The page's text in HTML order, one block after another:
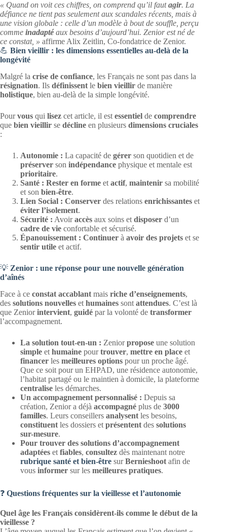
« Quand on voit ces chiffres, on comprend qu’il fautagir. La
défiance ne tient pas seulement aux scandales récents, mais à
une vision globale : celle d’un modèle à bout de souffle, perçu
comme inadaptéaux besoins d’aujourd’hui. Zenior est né de
ce constat, » affirme Alix Zeitlin, Co-fondatrice de Zenior.
💪 Bien vieillir : les dimensions essentielles au-delà de la
longévité
Malgré la crise de confiance, les Français ne sont pas dans la
résignation. Ils définissent le bien vieillir de manière
holistique, bien au-delà de la simple longévité.
Pourvous qui lisez cet article, il est essentiel de comprendre
que bien vieillir se décline en plusieurs dimensions cruciales
:
Autonomie : La capacité de gérer son quotidien et de
préserver son indépendance physique et mentale est
prioritaire.
Santé : Rester en forme et actif, maintenir sa mobilité
et son bien-être.
Lien Social : Conserver des relations enrichissantes et
éviter l’isolement.
Sécurité : Avoiraccès aux soins et disposer d’un
cadre de vie confortable et sécurisé.
Épanouissement : Continuer à avoir des projets et se
sentir utile et actif.
💡 Zenior : une réponse pour une nouvelle génération
d’aînés
Face à ce constat accablant mais riche d’enseignements,
des solutions nouvelles et humaines sont attendues. C’est là
que Zeniorintervient, guidé par la volonté de transformer
l’accompagnement.
La solution tout-en-un : Zeniorpropose une solution
simple et humaine pourtrouver, mettre en place et
financer les meilleures options pour un proche âgé.
Que ce soit pour un EHPAD, une résidence autonomie,
l’habitat partagé ou le maintien à domicile, la plateforme
centralise les démarches.
Un accompagnement personnalisé : Depuis sa
création, Zenior a déjà accompagné plus de 3000
familles. Leurs conseillers analysent les besoins,
constituent les dossiers et présentent des solutions
sur-mesure.
Pour trouver des solutions d’accompagnement
adaptées et fiables, consultez dès maintenant notre
rubrique santé et bien-être surBernieshoot afin de
vous informer sur les meilleures pratiques.
❓ Questions fréquentes sur la vieillesse et l’autonomie
Quel âge les Français considèrent-ils comme le début de la
vieillesse ?